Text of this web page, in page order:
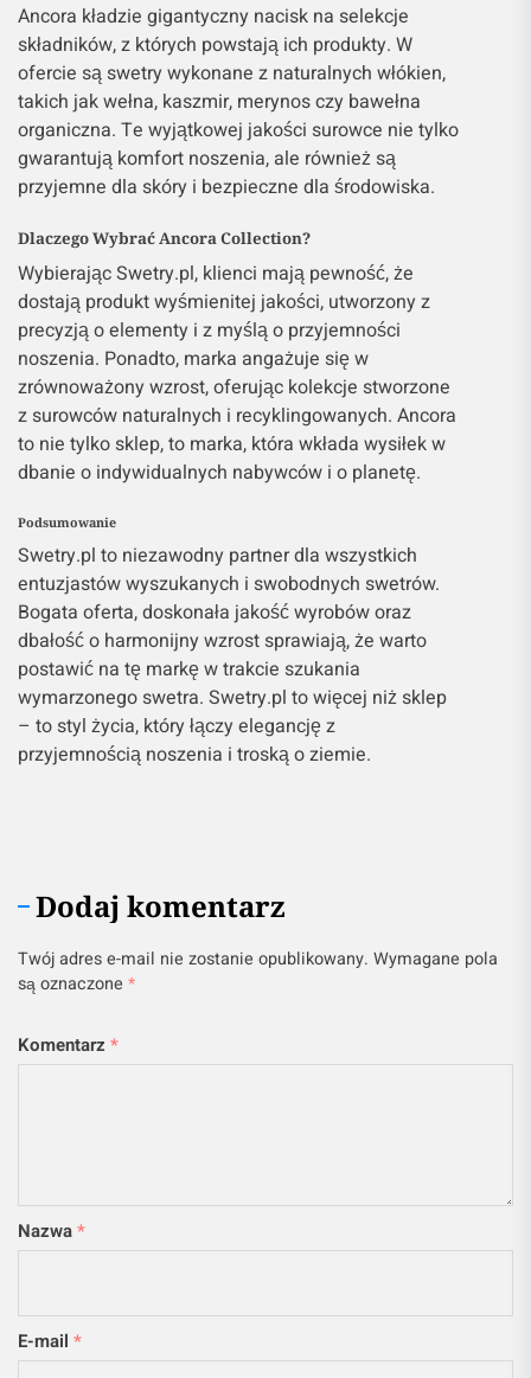
Ancora kładzie gigantyczny nacisk na selekcje
składników, z których powstają ich produkty. W
ofercie są swetry wykonane z naturalnych włókien,
takich jak wełna, kaszmir, merynos czy bawełna
organiczna. Te wyjątkowej jakości surowce nie tylko
gwarantują komfort noszenia, ale również są
przyjemne dla skóry i bezpieczne dla środowiska.
Dlaczego Wybrać Ancora Collection?
Wybierając Swetry.pl, klienci mają pewność, że
dostają produkt wyśmienitej jakości, utworzony z
precyzją o elementy i z myślą o przyjemności
noszenia. Ponadto, marka angażuje się w
zrównoważony wzrost, oferując kolekcje stworzone
z surowców naturalnych i recyklingowanych. Ancora
to nie tylko sklep, to marka, która wkłada wysiłek w
dbanie o indywidualnych nabywców i o planetę.
Podsumowanie
Swetry.pl to niezawodny partner dla wszystkich
entuzjastów wyszukanych i swobodnych swetrów.
Bogata oferta, doskonała jakość wyrobów oraz
dbałość o harmonijny wzrost sprawiają, że warto
postawić na tę markę w trakcie szukania
wymarzonego swetra. Swetry.pl to więcej niż sklep
– to styl życia, który łączy elegancję z
przyjemnością noszenia i troską o ziemie.
Dodaj komentarz
Twój adres e-mail nie zostanie opublikowany. Wymagane pola
są oznaczone *
Komentarz *
Nazwa*
E-mail *